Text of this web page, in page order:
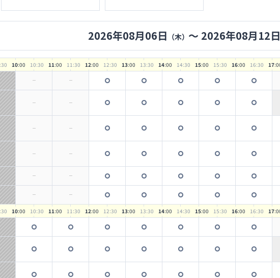
2026年08月06日 （木） 〜 2026年08月12日
:30 10:00 10:30 11:00 11 :30 12:00 12:30 13:00 13:30 14:00 14:30 15:00 15:30 16:00 16:30 17
:30 10:00 10:30 11:00 11 :30 12:00 12:30 13:00 13:30 14:00 14:30 15:00 15:30 16:00 16:30 17